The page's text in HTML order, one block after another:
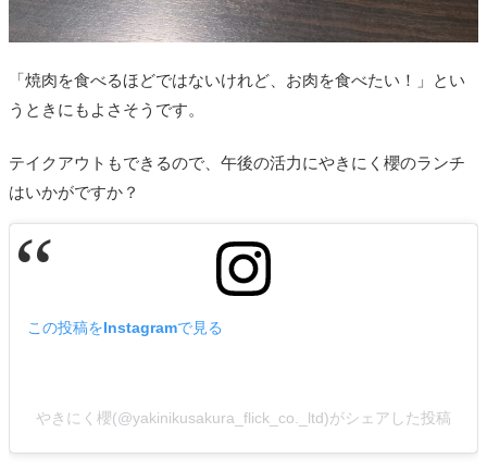
「焼肉を食べるほどではないけれど、お肉を食べたい！」とい
うときにもよさそうです。
テイクアウトもできるので、午後の活力にやきにく櫻のランチ
はいかがですか？
この投稿をInstagramで見る
やきにく櫻(@yakinikusakura_flick_co._ltd)がシェアした投稿